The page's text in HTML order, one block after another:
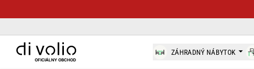
di-volio.com
OFICIÁLNY OBCHOD
ZÁHRADNÝ NÁBYTOK